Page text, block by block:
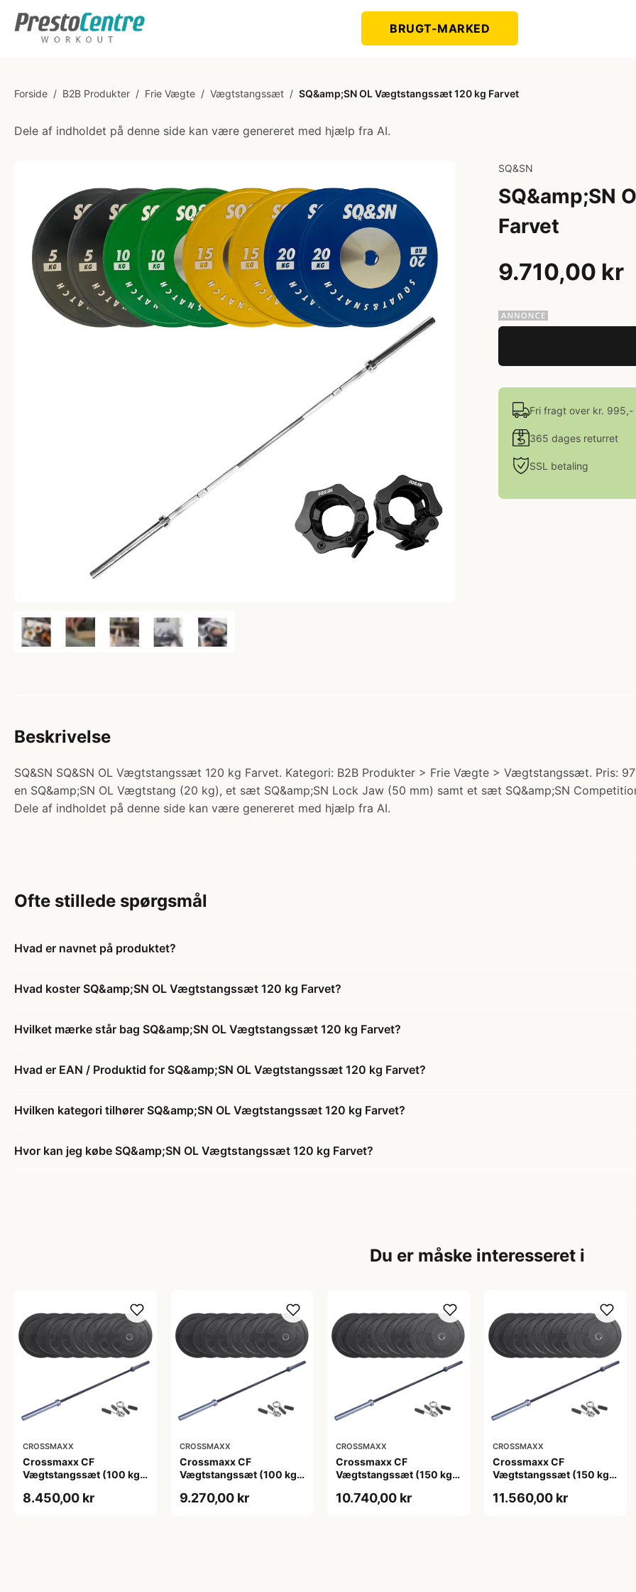
BRUGT-MARKED
Forside / B2B Produkter / Frie Vægte / Vægtstangssæt / SQ&amp;SN OL Vægtstangssæt 120 kg Farvet
Dele af indholdet på denne side kan være genereret med hjælp fra AI.
SQ&SN
SQ&amp;SN
Farvet
9.710,00 kr
Fri fragt over kr. 995,-
365 dages returret
SSL betaling
Beskrivelse
SQ&SN SQ&SN OL Vægtstangssæt 120 kg Farvet. Kategori: B2B Produkter > Frie Vægte > Vægtstangssæt. Pris:
en SQ&amp;SN OL Vægtstang (20 kg), et sæt SQ&amp;SN Lock Jaw (50 mm) samt et sæt SQ&amp;SN
Dele af indholdet på denne side kan være genereret med hjælp fra AI.
Ofte stillede spørgsmål
Hvad er navnet på produktet?
Hvad koster SQ&amp;SN OL Vægtstangssæt 120 kg Farvet?
Hvilket mærke står bag SQ&amp;SN OL Vægtstangssæt 120 kg Farvet?
Hvad er EAN / Produktid for SQ&amp;SN OL Vægtstangssæt 120 kg Farvet?
Hvilken kategori tilhører SQ&amp;SN OL Vægtstangssæt 120 kg Farvet?
Hvor kan jeg købe SQ&amp;SN OL Vægtstangssæt 120 kg Farvet?
Du er måske interesseret i
CROSSMAXX
Crossmaxx CF
Vægtstangssæt (100 kg
vægtstang). Perfekt til
8.450,00 kr
CROSSMAXX
Crossmaxx CF
Vægtstangssæt (100 kg
vægtstang). Perfekt til
9.270,00 kr
CROSSMAXX
Crossmaxx CF
Vægtstangssæt (150 kg
vægtstang). Perfekt til
10.740,00 kr
CROSSMAXX
Crossmaxx CF
Vægtstangssæt (150 kg
vægtstang). Perfekt til
11.560,00 kr